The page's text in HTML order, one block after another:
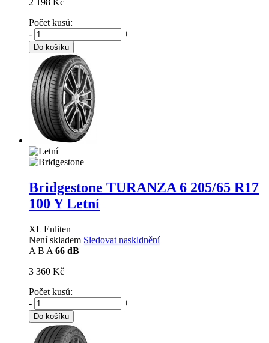
2 198 Kč
Počet kusů:
-
+
Do košíku
Bridgestone TURANZA 6 205/65 R17
100 Y Letní
XL Enliten
Není skladem Sledovat naskldnění
A B A 66 dB
3 360 Kč
Počet kusů:
-
+
Do košíku